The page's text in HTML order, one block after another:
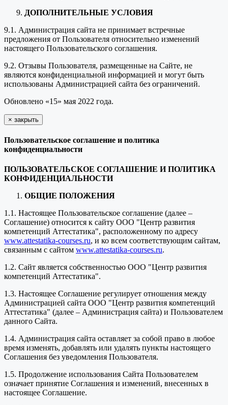
ДОПОЛНИТЕЛЬНЫЕ УСЛОВИЯ
9.1. Администрация сайта не принимает встречные
предложения от Пользователя относительно изменений
настоящего Пользовательского соглашения.
9.2. Отзывы Пользователя, размещенные на Сайте, не
являются конфиденциальной информацией и могут быть
использованы Администрацией сайта без ограничений.
Обновлено «15» мая 2022 года.
× закрыть
Пользовательское соглашение и политика
конфиденциальности
ПОЛЬЗОВАТЕЛЬСКОЕ СОГЛАШЕНИЕ И ПОЛИТИКА
КОНФИДЕНЦИАЛЬНОСТИ
ОБЩИЕ ПОЛОЖЕНИЯ
1.1. Настоящее Пользовательское соглашение (далее –
Соглашение) относится к сайту ООО "Центр развития
компетенций Аттестатика", расположенному по адресу
www.attestatika-courses.ru, и ко всем соответствующим сайтам,
связанным с сайтом www.attestatika-courses.ru.
1.2. Сайт является собственностью ООО "Центр развития
компетенций Аттестатика".
1.3. Настоящее Соглашение регулирует отношения между
Администрацией сайта ООО "Центр развития компетенций
Аттестатика" (далее – Администрация сайта) и Пользователем
данного Сайта.
1.4. Администрация сайта оставляет за собой право в любое
время изменять, добавлять или удалять пункты настоящего
Соглашения без уведомления Пользователя.
1.5. Продолжение использования Сайта Пользователем
означает принятие Соглашения и изменений, внесенных в
настоящее Соглашение.